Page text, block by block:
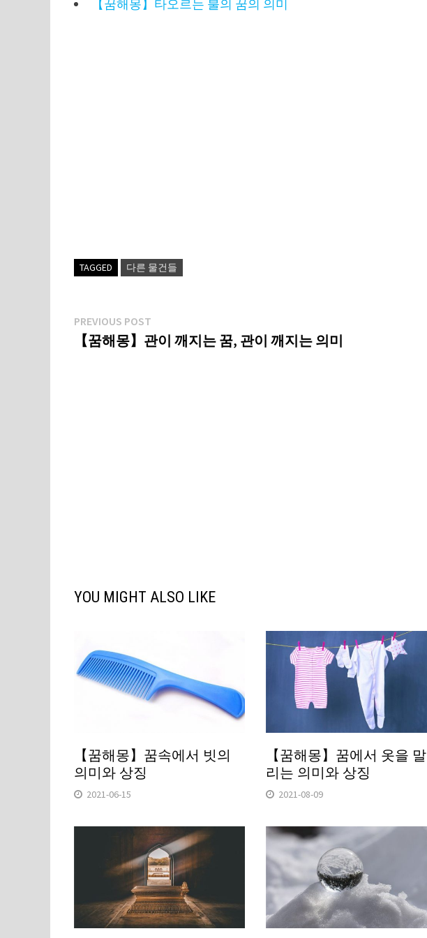
【꿈해몽】타오르는 불의 꿈의 의미
TAGGED 다른 물건들
글
탐
PREVIOUS POST
post:
【꿈해몽】관이 깨지는 꿈, 관이 깨지는 의미
YOU MIGHT ALSO LIKE
【꿈해몽】꿈속에서 빗의
의미와 상징
2021-06-15
【꿈해몽】꿈에서 옷을 말
리는 의미와 상징
2021-08-09